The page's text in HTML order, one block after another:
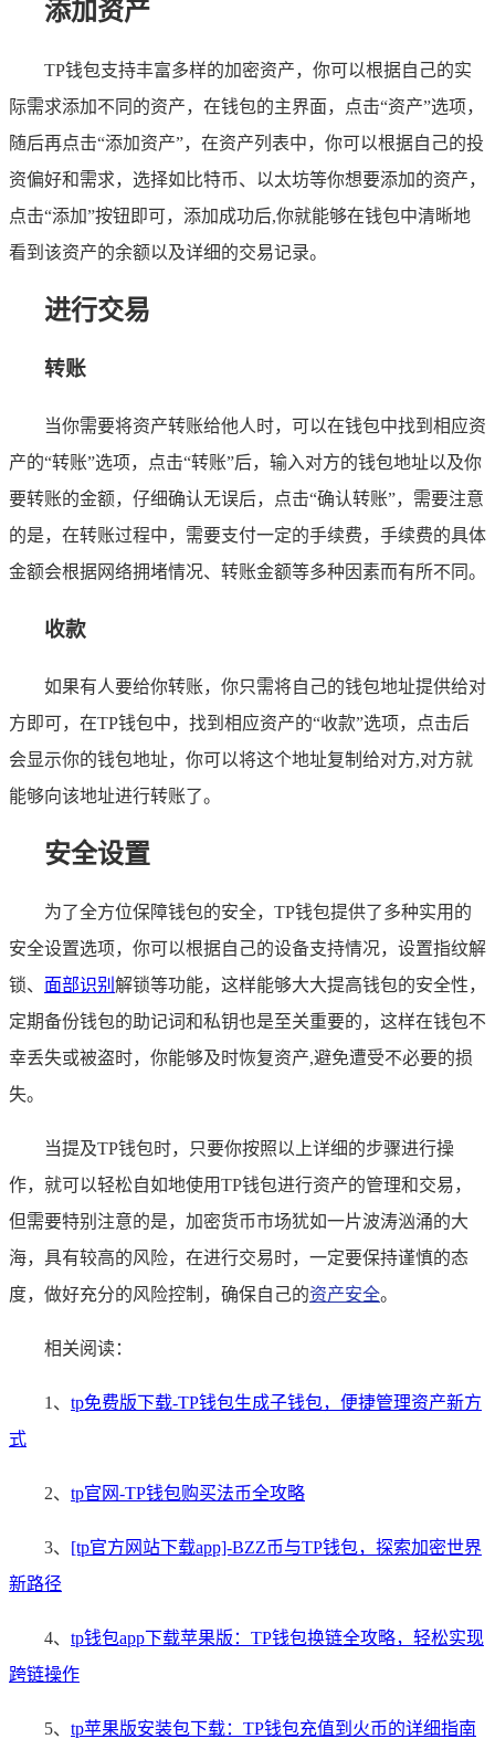
添加资产
TP钱包支持丰富多样的加密资产，你可以根据自己的实
际需求添加不同的资产，在钱包的主界面，点击“资产”选项，
随后再点击“添加资产”，在资产列表中，你可以根据自己的投
资偏好和需求，选择如比特币、以太坊等你想要添加的资产，
点击“添加”按钮即可，添加成功后,你就能够在钱包中清晰地
看到该资产的余额以及详细的交易记录。
进行交易
转账
当你需要将资产转账给他人时，可以在钱包中找到相应资
产的“转账”选项，点击“转账”后，输入对方的钱包地址以及你
要转账的金额，仔细确认无误后，点击“确认转账”，需要注意
的是，在转账过程中，需要支付一定的手续费，手续费的具体
金额会根据网络拥堵情况、转账金额等多种因素而有所不同。
收款
如果有人要给你转账，你只需将自己的钱包地址提供给对
方即可，在TP钱包中，找到相应资产的“收款”选项，点击后
会显示你的钱包地址，你可以将这个地址复制给对方,对方就
能够向该地址进行转账了。
安全设置
为了全方位保障钱包的安全，TP钱包提供了多种实用的
安全设置选项，你可以根据自己的设备支持情况，设置指纹解
锁、 面部识别 解锁等功能，这样能够大大提高钱包的安全性，
定期备份钱包的助记词和私钥也是至关重要的，这样在钱包不
幸丢失或被盗时，你能够及时恢复资产,避免遭受不必要的损
失。
当提及TP钱包时，只要你按照以上详细的步骤进行操
作，就可以轻松自如地使用TP钱包进行资产的管理和交易，
但需要特别注意的是，加密货币市场犹如一片波涛汹涌的大
海，具有较高的风险，在进行交易时，一定要保持谨慎的态
度，做好充分的风险控制，确保自己的资产安全。
相关阅读：
1、 tp免费版下载-TP钱包生成子钱包，便捷管理资产新方
式
2、 tp官网-TP钱包购买法币全攻略
3、 [tp官方网站下载app]-BZZ币与TP钱包，探索加密世界
新路径
4、 tp钱包app下载苹果版：TP钱包换链全攻略，轻松实现
跨链操作
5、 tp苹果版安装包下载：TP钱包充值到火币的详细指南